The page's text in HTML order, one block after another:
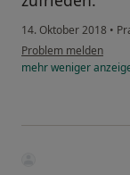
14. Oktober 2018 •
Problem melden
mehrweniger